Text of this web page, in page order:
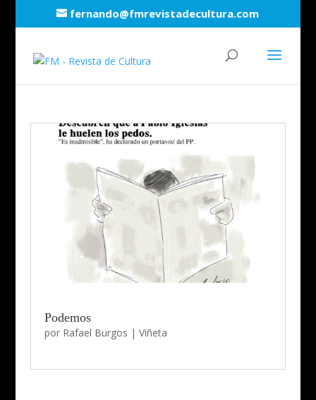
fernando@fmrevistadecultura.com
Podemos
por Rafael Burgos | Viñeta